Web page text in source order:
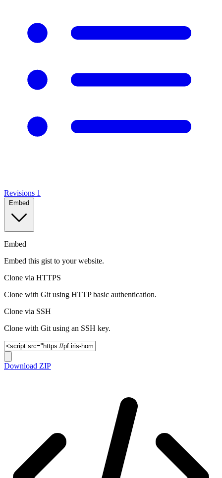
Revisions 1
Embed
Embed
Embed this gist to your website.
Clone via HTTPS
Clone with Git using HTTP basic authentication.
Clone via SSH
Clone with Git using an SSH key.
Download ZIP